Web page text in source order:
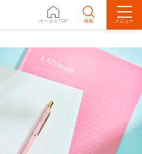
ポータルTOP 検索 メニュー